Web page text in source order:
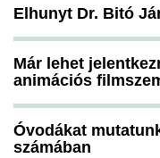
Elhunyt Dr. Bitó
Már lehet
animációs
Óvodákat
számában